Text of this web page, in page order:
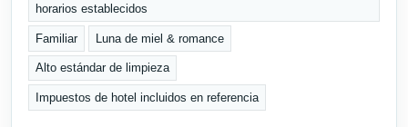
horarios establecidos
Familiar Luna de miel & romance
Alto estándar de limpieza
Impuestos de hotel incluidos en referencia